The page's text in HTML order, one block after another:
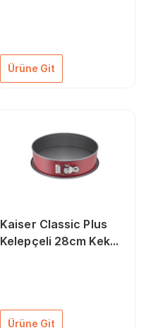
Ürüne Git
Kaiser Classic Plus
Kelepçeli 28cm Kek
Ürüne Git